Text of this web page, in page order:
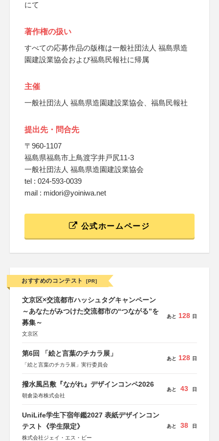
にて
著作権の扱い
すべての応募作品の版権は一般社団法人 福島県造
園建設業協会および福島民報社に帰属
主催
一般社団法人 福島県造園建設業協会、福島民報社
提出先・問合先
〒960-1107
福島県福島市上鳥渡字井戸尻11-3
一般社団法人 福島県造園建設業協会
tel : 024-593-0039
mail : midori@yoiniwa.net
公式ホームページ
おすすめのコンテスト [PR]
文京区×交流都市ハッシュタグキャンペーン
～あなたがみつけた交流都市の“つながる”を
募集～
文京区
あと 128 日
第6回 「絵と言葉のチカラ展」
「絵と言葉のチカラ展」実行委員会
あと 128 日
撥水風呂敷『ながれ』デザインコンペ2026
朝倉染布株式会社
あと 43 日
UniLife学生下宿年鑑2027 表紙デザインコン
テスト《学生限定》
株式会社ジェイ・エス・ビー
あと 38 日